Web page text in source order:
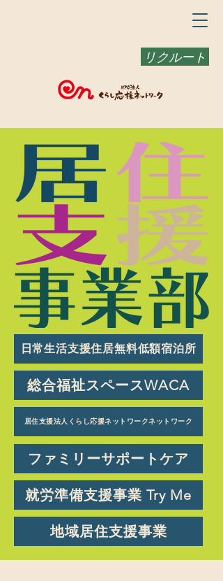
リクルート
日常生活支援住居無料低額宿泊所
総合福祉スペースWACA
居住支援法人くらし応援ネットワークネットワーク
ファミリーサポートケア
就労準備支援事業 Try Me
地域居住支援事業